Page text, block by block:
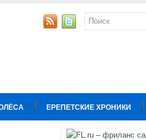
ЕРЕПЕТСКИЕ ХРОНИКИ
ОТНОШЕНИЯ